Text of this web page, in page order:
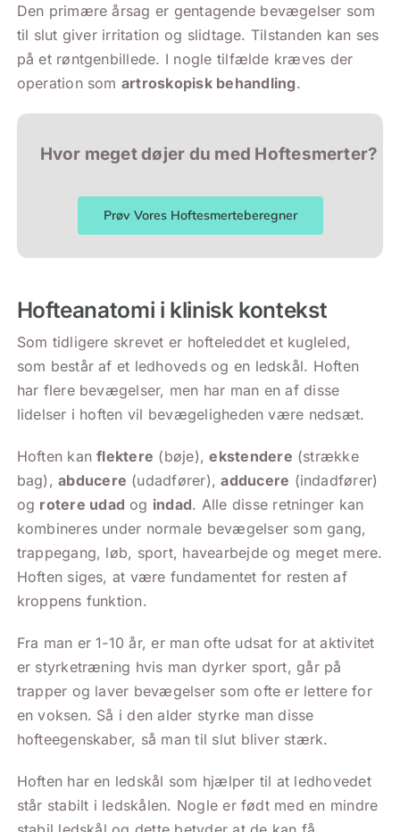
Den primære årsag er gentagende bevægelser som
til slut giver irritation og slidtage. Tilstanden kan ses
på et røntgenbillede. I nogle tilfælde kræves der
operation som artroskopisk behandling.
Hvor meget døjer du med Hoftesmerter?
Prøv Vores Hoftesmerteberegner
Hofteanatomi i klinisk kontekst
Som tidligere skrevet er hofteleddet et kugleled,
som består af et ledhoveds og en ledskål. Hoften
har flere bevægelser, men har man en af disse
lidelser i hoften vil bevægeligheden være nedsæt.
Hoften kanflektere (bøje),ekstendere (strække
bag),abducere (udadfører),adducere (indadfører)
og rotere udad og indad. Alle disse retninger kan
kombineres under normale bevægelser som gang,
trappegang, løb, sport, havearbejde og meget mere.
Hoften siges, at være fundamentet for resten af
kroppens funktion.
Fra man er 1-10 år, er man ofte udsat for at aktivitet
er styrketræning hvis man dyrker sport, går på
trapper og laver bevægelser som ofte er lettere for
en voksen. Så i den alder styrke man disse
hofteegenskaber, så man til slut bliver stærk.
Hoften har en ledskål som hjælper til at ledhovedet
står stabilt i ledskålen. Nogle er født med en mindre